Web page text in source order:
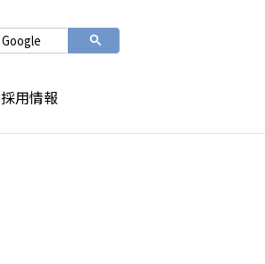
採用情報